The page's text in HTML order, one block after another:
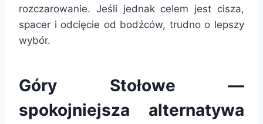
rozczarowanie. Jeśli jednak celem jest cisza,
spacer i odcięcie od bodźców, trudno o lepszy
wybór.
Góry Stołowe —
spokojniejsza alternatywa